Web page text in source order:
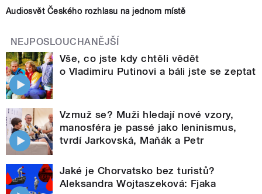
Audiosvět Českého rozhlasu na jednom místě
NEJPOSLOUCHANĚJŠÍ
Vše, co jste kdy chtěli vědět
o Vladimiru Putinovi a báli jste se zeptat
Vzmuž se? Muži hledají nové vzory,
manosféra je passé jako leninismus,
tvrdí Jarkovská, Maňák a Petr
Jaké je Chorvatsko bez turistů?
Aleksandra Wojtaszeková: Fjaka